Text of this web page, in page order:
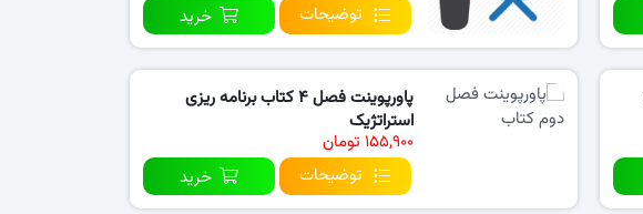
توضیحات
خرید
پاورپوینت فصل ۴ کتاب برنامه ریزی
استراتژیک
۱۵۵,۹۰۰ تومان
توضیحات
خرید